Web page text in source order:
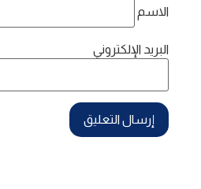
الاسم
البريد الإلكتروني